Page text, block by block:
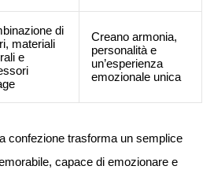
di
materiali
e
Creano armonia,
personalità e
un’esperienza
emozionale unica
confezione trasforma un semplice
capace di emozionare e